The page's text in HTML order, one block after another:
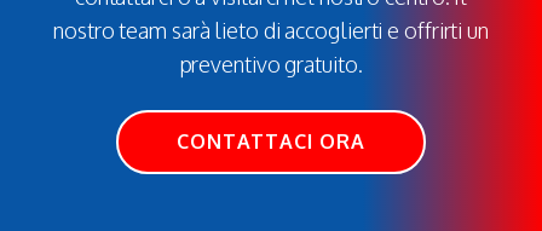
nostro team sarà lieto di accoglierti e offrirti un
preventivo gratuito.
CONTATTACI ORA